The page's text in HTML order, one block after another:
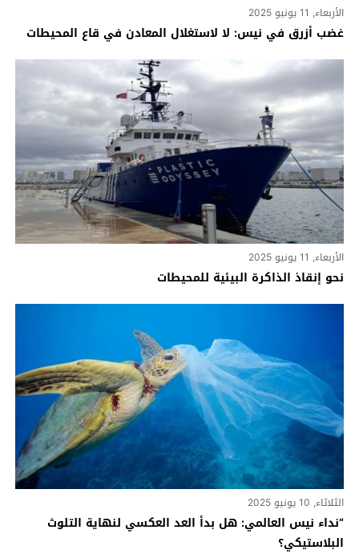
الأربعاء, 11 يونيو 2025
غضب أزرق في نيس: لا لاستغلال المعادن في قاع المحيطات
الأربعاء, 11 يونيو 2025
نحو إنقاذ الذاكرة البيئية للمحيطات
الثلاثاء, 10 يونيو 2025
“نداء نيس العالمي: هل بدأ العد العكسي لنهاية التلوث
البلاستيكي؟